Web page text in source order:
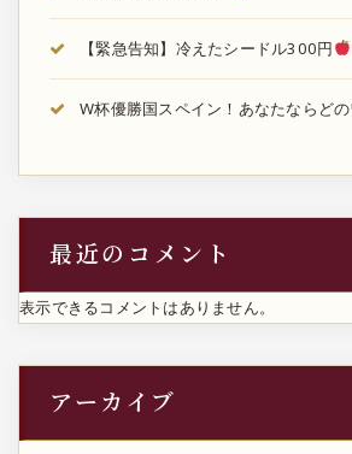
【緊急告知】冷えたシードル300円
W杯優勝国スペイン！あなたならど
最近のコメント
表示できるコメントはありません。
アーカイブ